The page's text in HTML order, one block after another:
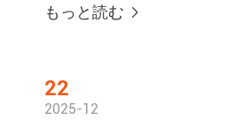
もっと読む 
22
2025-12